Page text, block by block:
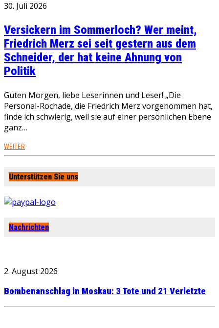
30. Juli 2026
Versickern im Sommerloch? Wer meint,
Friedrich Merz sei seit gestern aus dem
Schneider, der hat keine Ahnung von
Politik
Guten Morgen, liebe Leserinnen und Leser! „Die
Personal-Rochade, die Friedrich Merz vorgenommen hat,
finde ich schwierig, weil sie auf einer persönlichen Ebene
ganz…
WEITER
Unterstützen Sie uns
Nachrichten
2. August 2026
Bombenanschlag in Moskau: 3 Tote und 21 Verletzte